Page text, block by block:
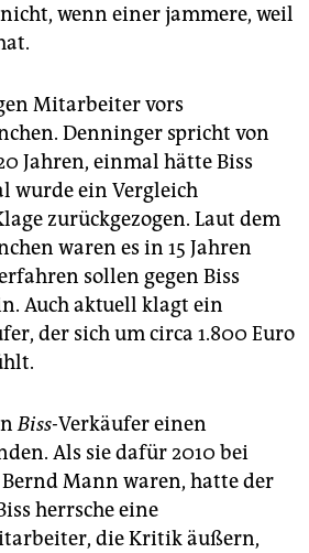
wenn einer jammere, weil
Mitarbeiter vors
Denninger spricht von
Jahren, einmal hätte Biss
wurde ein Vergleich
zurückgezogen. Laut dem
waren es in 15 Jahren
sollen gegen Biss
Auch aktuell klagt ein
der sich um circa 1.800 Euro
Biss-Verkäufer einen
Als sie dafür 2010 bei
Mann waren, hatte der
herrsche eine
die Kritik äußern,